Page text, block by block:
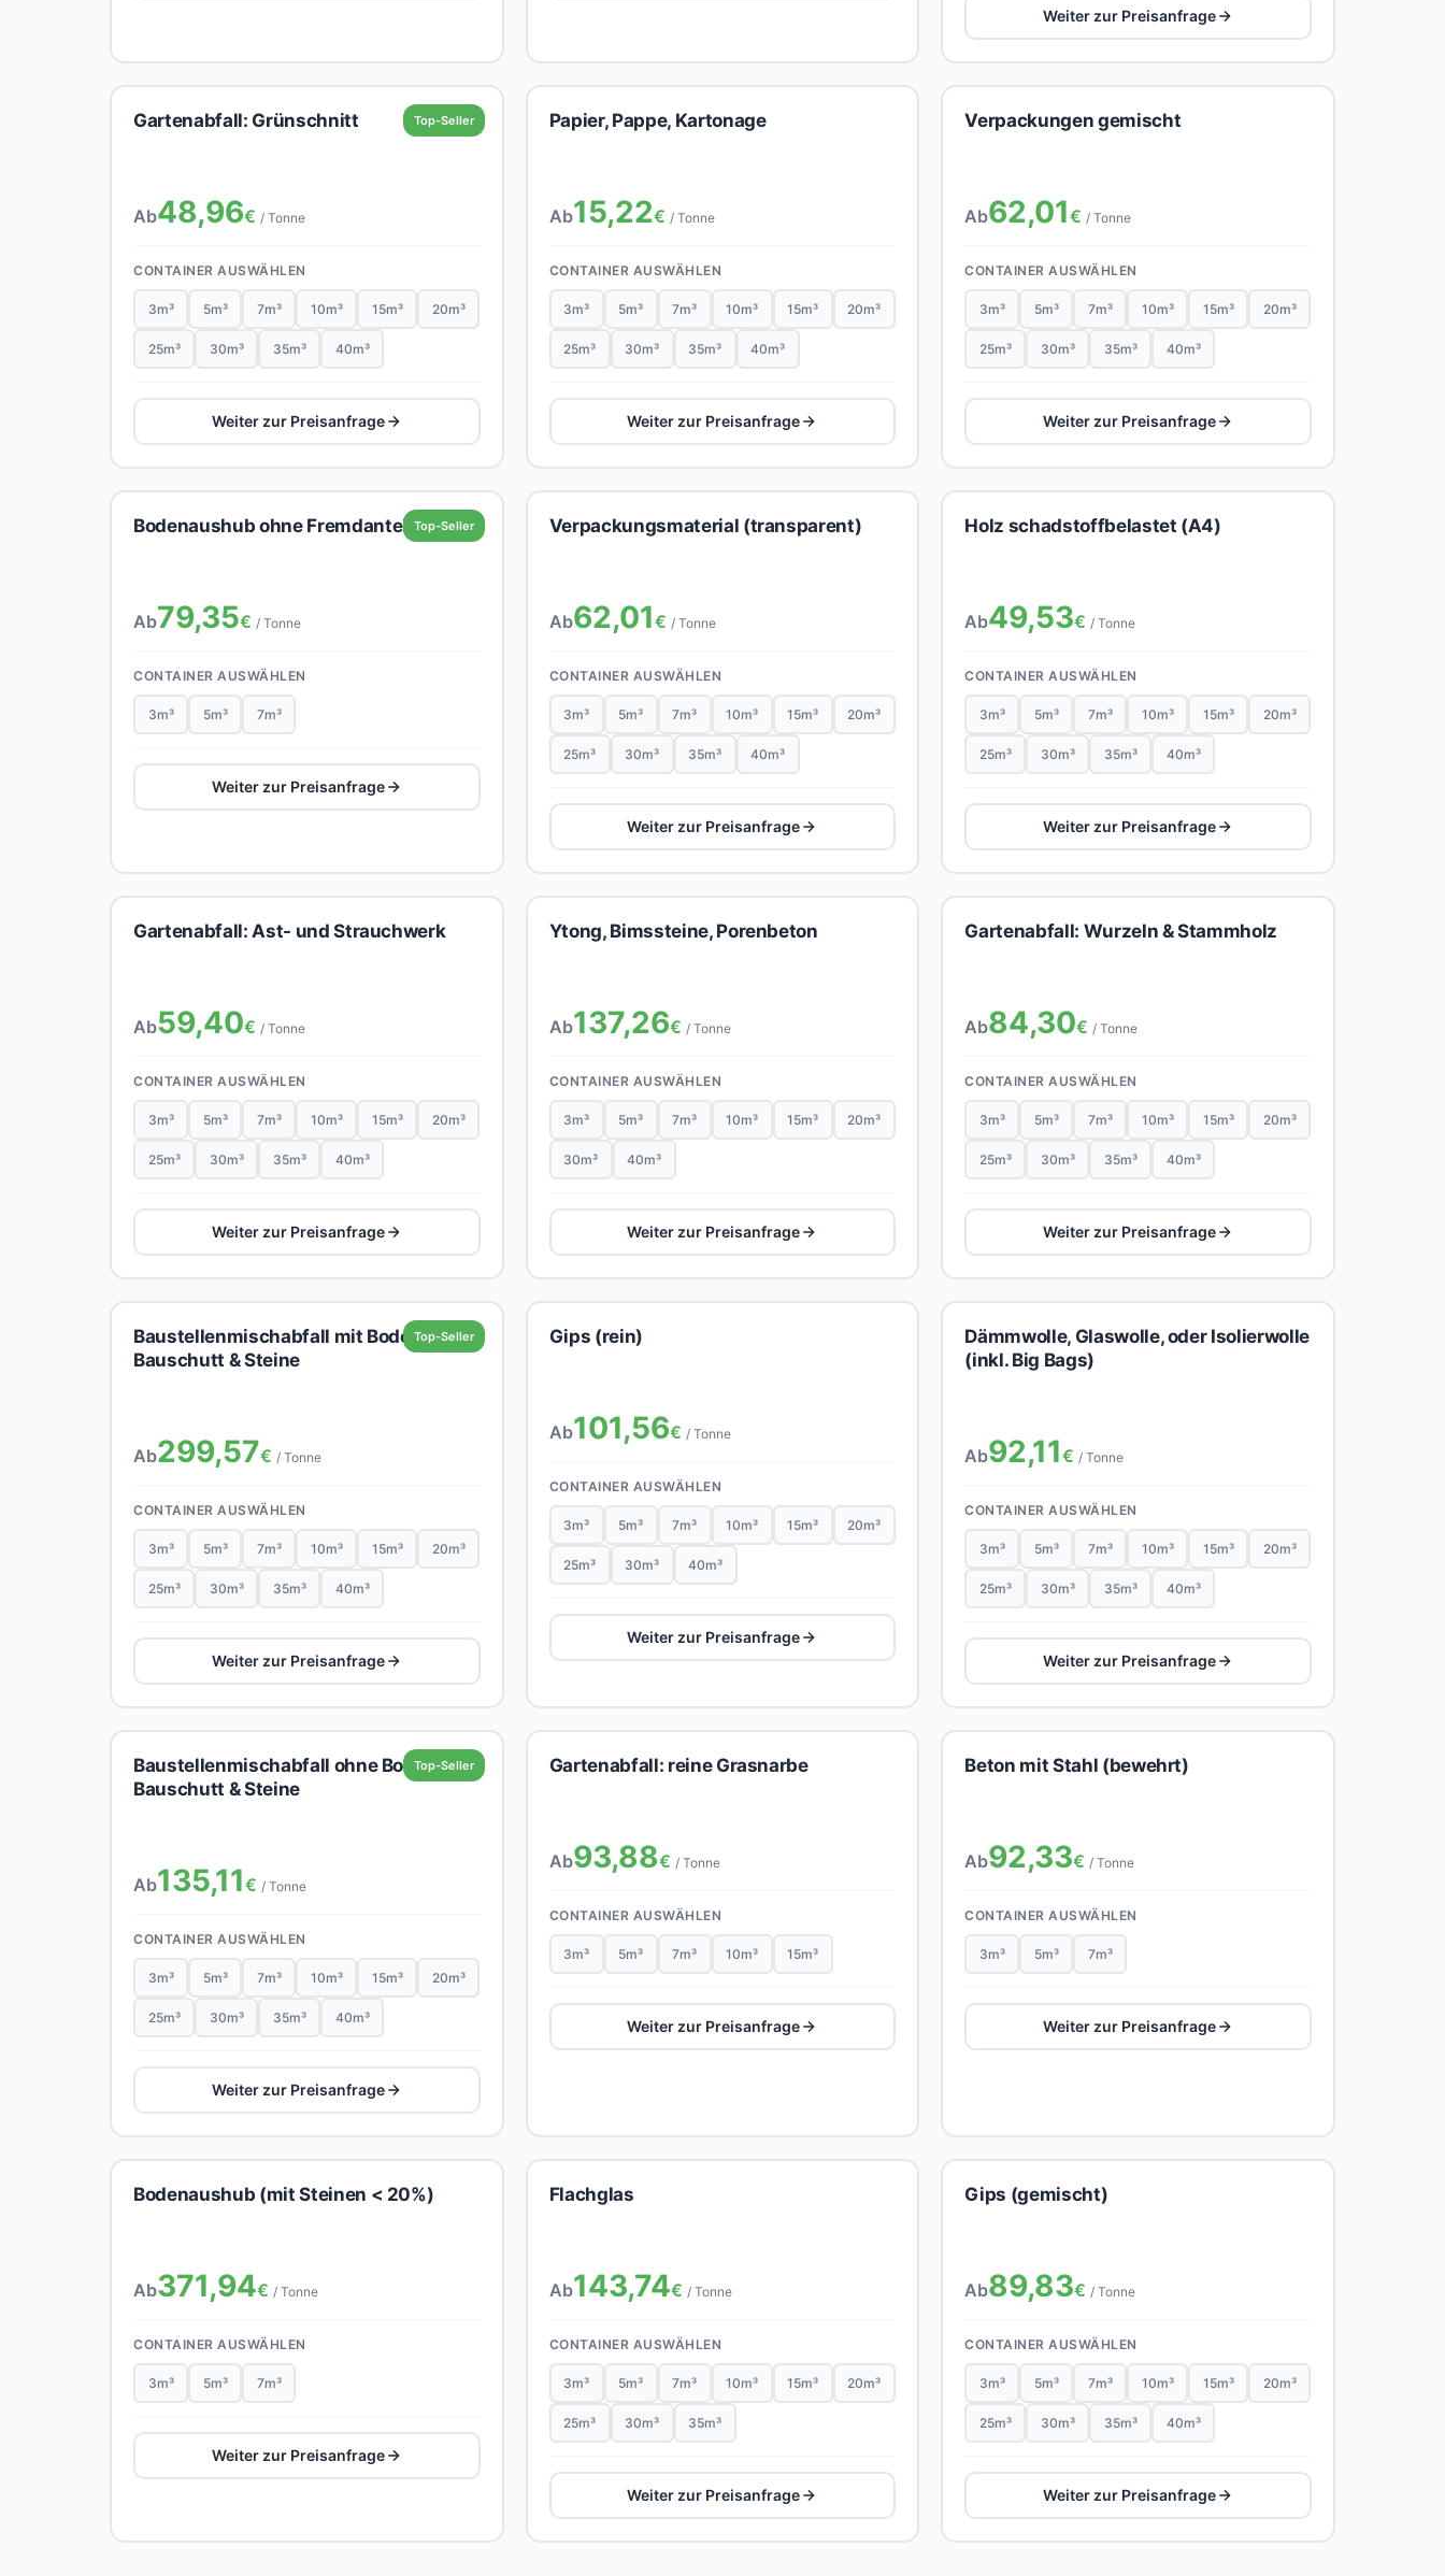
Weiter zur Preisanfrage
Top-Seller
Gartenabfall: Grünschnitt
Ab48,96€ / Tonne
CONTAINER AUSWÄHLEN
3m³ 5m³ 7m³ 10m³ 15m³ 20m³
25m³ 30m³ 35m³ 40m³
Weiter zur Preisanfrage
Papier, Pappe, Kartonage
Ab15,22€ / Tonne
CONTAINER AUSWÄHLEN
3m³ 5m³ 7m³ 10m³ 15m³ 20m³
25m³ 30m³ 35m³ 40m³
Weiter zur Preisanfrage
Verpackungen gemischt
Ab62,01€ / Tonne
CONTAINER AUSWÄHLEN
3m³ 5m³ 7m³ 10m³ 15m³ 20m³
25m³ 30m³ 35m³ 40m³
Weiter zur Preisanfrage
Top-Seller
Bodenaushub ohne Fremdanteil
Ab79,35€ / Tonne
CONTAINER AUSWÄHLEN
3m³ 5m³ 7m³
Weiter zur Preisanfrage
Verpackungsmaterial (transparent)
Ab62,01€ / Tonne
CONTAINER AUSWÄHLEN
3m³ 5m³ 7m³ 10m³ 15m³ 20m³
25m³ 30m³ 35m³ 40m³
Weiter zur Preisanfrage
Holz schadstoffbelastet (A4)
Ab49,53€ / Tonne
CONTAINER AUSWÄHLEN
3m³ 5m³ 7m³ 10m³ 15m³ 20m³
25m³ 30m³ 35m³ 40m³
Weiter zur Preisanfrage
Gartenabfall: Ast- und Strauchwerk
Ab59,40€ / Tonne
CONTAINER AUSWÄHLEN
3m³ 5m³ 7m³ 10m³ 15m³ 20m³
25m³ 30m³ 35m³ 40m³
Weiter zur Preisanfrage
Ytong, Bimssteine, Porenbeton
Ab137,26€ / Tonne
CONTAINER AUSWÄHLEN
3m³ 5m³ 7m³ 10m³ 15m³ 20m³
30m³ 40m³
Weiter zur Preisanfrage
Gartenabfall: Wurzeln & Stammholz
Ab84,30€ / Tonne
CONTAINER AUSWÄHLEN
3m³ 5m³ 7m³ 10m³ 15m³ 20m³
25m³ 30m³ 35m³ 40m³
Weiter zur Preisanfrage
Top-Seller
Baustellenmischabfall mit Boden,
Bauschutt & Steine
Ab299,57€ / Tonne
CONTAINER AUSWÄHLEN
3m³ 5m³ 7m³ 10m³ 15m³ 20m³
25m³ 30m³ 35m³ 40m³
Weiter zur Preisanfrage
Gips (rein)
Ab101,56€ / Tonne
CONTAINER AUSWÄHLEN
3m³ 5m³ 7m³ 10m³ 15m³ 20m³
25m³ 30m³ 40m³
Weiter zur Preisanfrage
Dämmwolle, Glaswolle, oder Isolierwolle
(inkl. Big Bags)
Ab92,11€ / Tonne
CONTAINER AUSWÄHLEN
3m³ 5m³ 7m³ 10m³ 15m³ 20m³
25m³ 30m³ 35m³ 40m³
Weiter zur Preisanfrage
Top-Seller
Baustellenmischabfall ohne Boden,
Bauschutt & Steine
Ab135,11€ / Tonne
CONTAINER AUSWÄHLEN
3m³ 5m³ 7m³ 10m³ 15m³ 20m³
25m³ 30m³ 35m³ 40m³
Weiter zur Preisanfrage
Gartenabfall: reine Grasnarbe
Ab93,88€ / Tonne
CONTAINER AUSWÄHLEN
3m³ 5m³ 7m³ 10m³ 15m³
Weiter zur Preisanfrage
Beton mit Stahl (bewehrt)
Ab92,33€ / Tonne
CONTAINER AUSWÄHLEN
3m³ 5m³ 7m³
Weiter zur Preisanfrage
Bodenaushub (mit Steinen < 20%)
Ab371,94€ / Tonne
CONTAINER AUSWÄHLEN
3m³ 5m³ 7m³
Weiter zur Preisanfrage
Flachglas
Ab143,74€ / Tonne
CONTAINER AUSWÄHLEN
3m³ 5m³ 7m³ 10m³ 15m³ 20m³
25m³ 30m³ 35m³
Weiter zur Preisanfrage
Gips (gemischt)
Ab89,83€ / Tonne
CONTAINER AUSWÄHLEN
3m³ 5m³ 7m³ 10m³ 15m³ 20m³
25m³ 30m³ 35m³ 40m³
Weiter zur Preisanfrage